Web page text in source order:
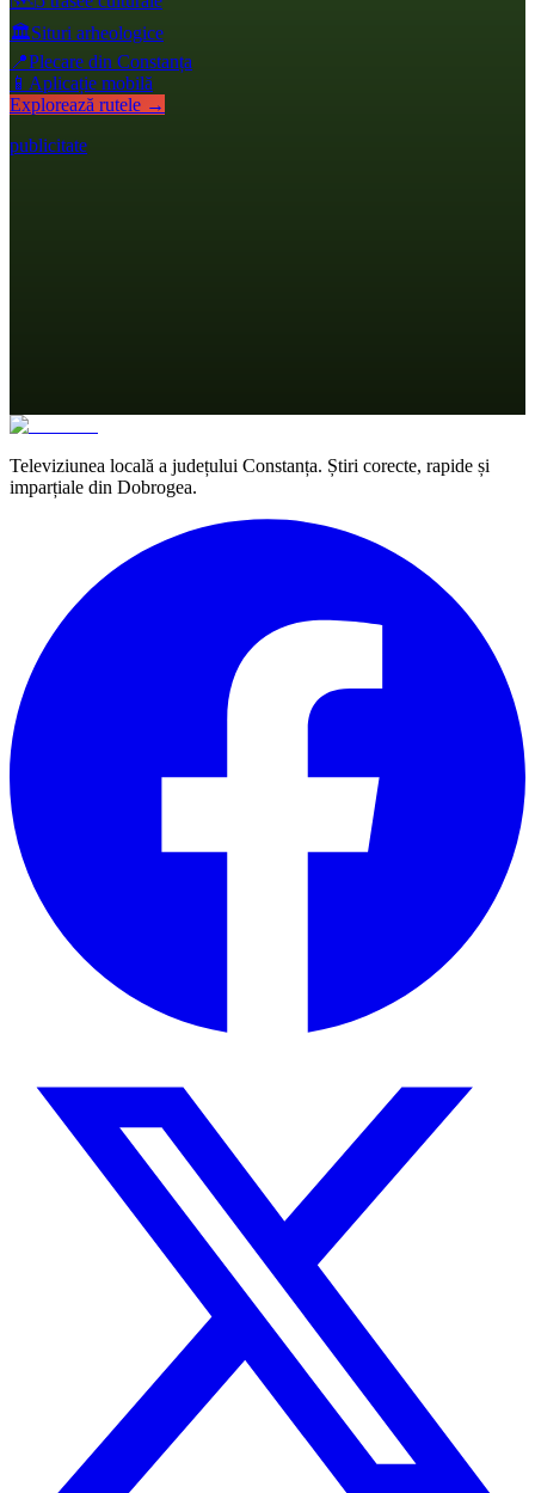
🏛️Situri arheologice
📍Plecare din Constanța
📱 Aplicație mobilă
Explorează rutele →
publicitate
Televiziunea locală a județului Constanța. Știri corecte, rapide și
imparțiale din Dobrogea.